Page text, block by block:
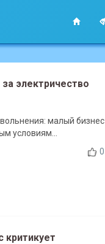
электричество
малый бизнес
условиям...
0
критикует